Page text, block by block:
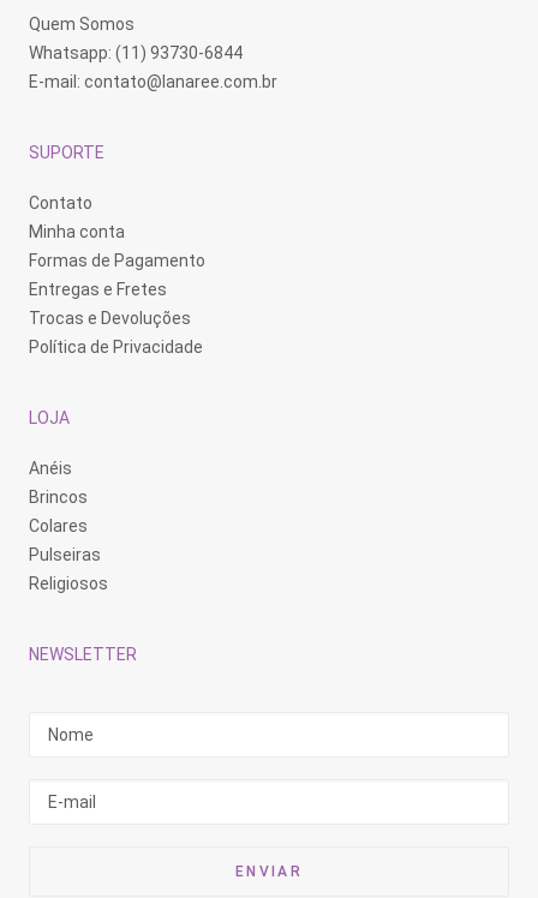
Quem Somos
Whatsapp: (11) 93730-6844
E-mail: contato@lanaree.com.br
SUPORTE
Contato
Minha conta
Formas de Pagamento
Entregas e Fretes
Trocas e Devoluções
Política de Privacidade
LOJA
Anéis
Brincos
Colares
Pulseiras
Religiosos
NEWSLETTER